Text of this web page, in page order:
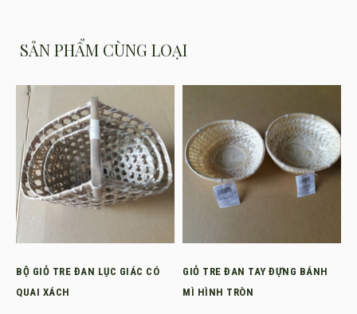
SẢN PHẨM CÙNG LOẠI
BỘ GIỎ TRE ĐAN LỤC GIÁC CÓ
QUAI XÁCH
GIỎ TRE ĐAN TAY ĐỰNG BÁNH
MÌ HÌNH TRÒN